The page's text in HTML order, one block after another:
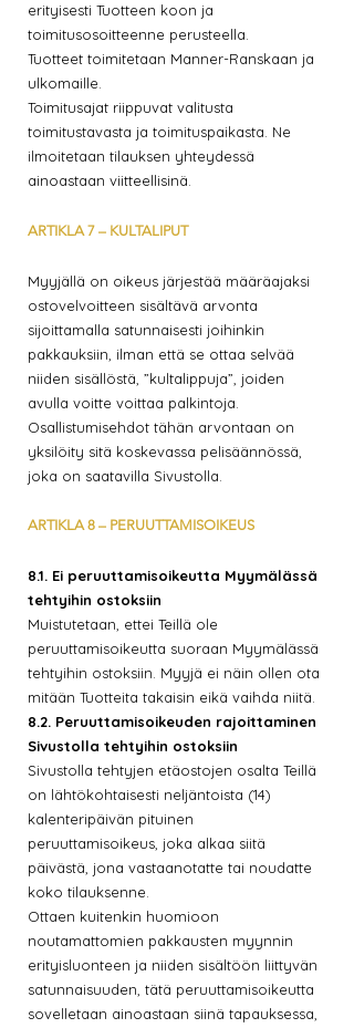
erityisesti Tuotteen koon ja
toimitusosoitteenne perusteella.
Tuotteet toimitetaan Manner-Ranskaan ja
ulkomaille.
Toimitusajat riippuvat valitusta
toimitustavasta ja toimituspaikasta. Ne
ilmoitetaan tilauksen yhteydessä
ainoastaan viitteellisinä.
ARTIKLA 7 – KULTALIPUT
Myyjällä on oikeus järjestää määräajaksi
ostovelvoitteen sisältävä arvonta
sijoittamalla satunnaisesti joihinkin
pakkauksiin, ilman että se ottaa selvää
niiden sisällöstä, ”kultalippuja”, joiden
avulla voitte voittaa palkintoja.
Osallistumisehdot tähän arvontaan on
yksilöity sitä koskevassa pelisäännössä,
joka on saatavilla Sivustolla.
ARTIKLA 8 – PERUUTTAMISOIKEUS
8.1. Ei peruuttamisoikeutta Myymälässä
tehtyihin ostoksiin
Muistutetaan, ettei Teillä ole
peruuttamisoikeutta suoraan Myymälässä
tehtyihin ostoksiin. Myyjä ei näin ollen ota
mitään Tuotteita takaisin eikä vaihda niitä.
8.2. Peruuttamisoikeuden rajoittaminen
Sivustolla tehtyihin ostoksiin
Sivustolla tehtyjen etäostojen osalta Teillä
on lähtökohtaisesti neljäntoista (14)
kalenteripäivän pituinen
peruuttamisoikeus, joka alkaa siitä
päivästä, jona vastaanotatte tai noudatte
koko tilauksenne.
Ottaen kuitenkin huomioon
noutamattomien pakkausten myynnin
erityisluonteen ja niiden sisältöön liittyvän
satunnaisuuden, tätä peruuttamisoikeutta
sovelletaan ainoastaan siinä tapauksessa,